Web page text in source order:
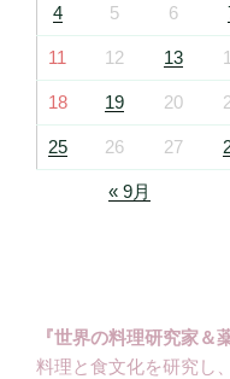
4 5 6
11 12 13
18 19 20
25 26 27
« 9月
『世界の料理研究家＆
料理と食文化を研究し